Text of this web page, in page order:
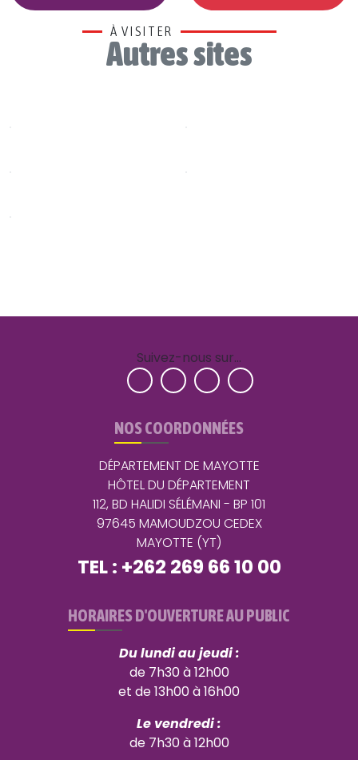
À VISITER
Autres sites
Suivez-nous sur…
NOS COORDONNÉES
DÉPARTEMENT DE MAYOTTE
HÔTEL DU DÉPARTEMENT
112, BD HALIDI SÉLÉMANI - BP 101
97645 MAMOUDZOU CEDEX
MAYOTTE (YT)
TEL : +262 269 66 10 00
HORAIRES D'OUVERTURE AU PUBLIC
Du lundi au jeudi :
de 7h30 à 12h00
et de 13h00 à 16h00
Le vendredi :
de 7h30 à 12h00